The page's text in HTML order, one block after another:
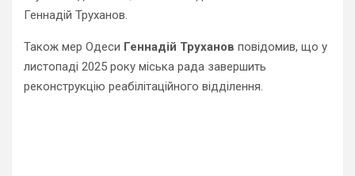
Геннадій Труханов.
Також мер Одеси Геннадій Труханов повідомив, що у
листопаді 2025 року міська рада завершить
реконструкцію реабілітаційного відділення.